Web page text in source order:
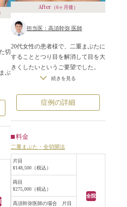
切
ぶ
る
な
。
ラ
す
ま
After（6ヶ月後）
担当医：高須幹弥 医師
20代女性の患者様で、二重まぶたに
することとつり目を解消して目を大
きくしたいというご要望でした。
診察させていただいたところ、まぶ
横幅が小さい上にキツいつり目の状
態でした。
カウンセリングで患者様とお話した
切開とたれ目形成（グラマラスライ
ン）をすることになりました。
二重まぶた全切開法はハム目になら
ない範囲内で自然な二重幅で作成
し、余分な脂肪を程よく切除しまし
た。
目尻切開とたれ目形成は安全で自然
続きを見る
症例の詳細
料金
二重まぶた・全切開法
片目
¥148,500（税込）
全院
両目
¥275,000（税込）
高須幹弥医師の場合 片目